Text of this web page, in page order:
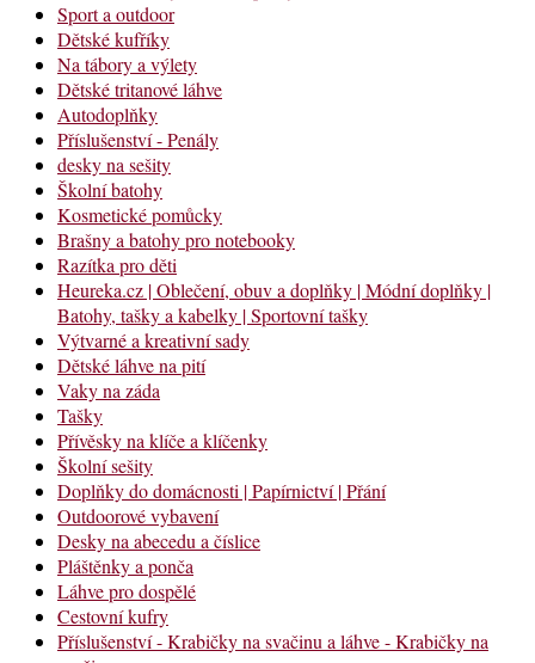
Sport a outdoor
Dětské kufříky
Na tábory a výlety
Dětské tritanové láhve
Autodoplňky
Příslušenství - Penály
desky na sešity
Školní batohy
Kosmetické pomůcky
Brašny a batohy pro notebooky
Razítka pro děti
Heureka.cz | Oblečení, obuv a doplňky | Módní doplňky |
Batohy, tašky a kabelky | Sportovní tašky
Výtvarné a kreativní sady
Dětské láhve na pití
Vaky na záda
Tašky
Přívěsky na klíče a klíčenky
Školní sešity
Doplňky do domácnosti | Papírnictví | Přání
Outdoorové vybavení
Desky na abecedu a číslice
Pláštěnky a ponča
Láhve pro dospělé
Cestovní kufry
Příslušenství - Krabičky na svačinu a láhve - Krabičky na